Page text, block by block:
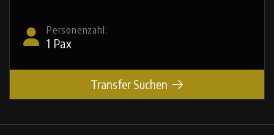
Personenzahl:
1 Pax
Transfer Suchen